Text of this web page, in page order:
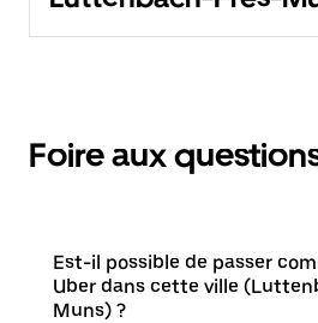
Foire aux
Est-il possible de passer
Uber dans cette ville
Muns) ?